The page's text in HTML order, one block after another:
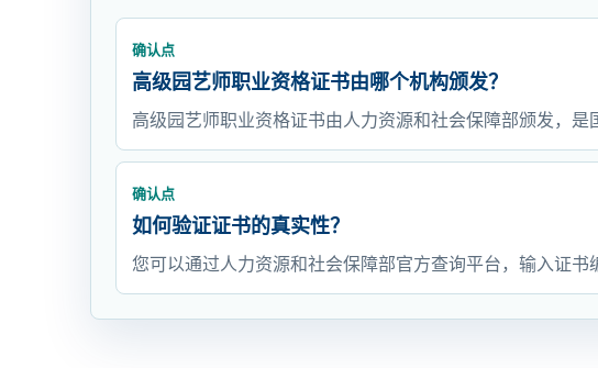
确认点
高级园艺师职业资格证书由哪个机构颁发？
高级园艺师职业资格证书由人力资源和社会保障部颁发，是
确认点
如何验证证书的真实性？
您可以通过人力资源和社会保障部官方查询平台，输入证